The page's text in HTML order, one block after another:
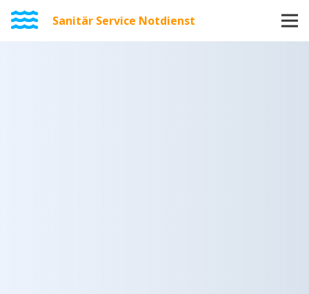
Sanitär Service Notdienst